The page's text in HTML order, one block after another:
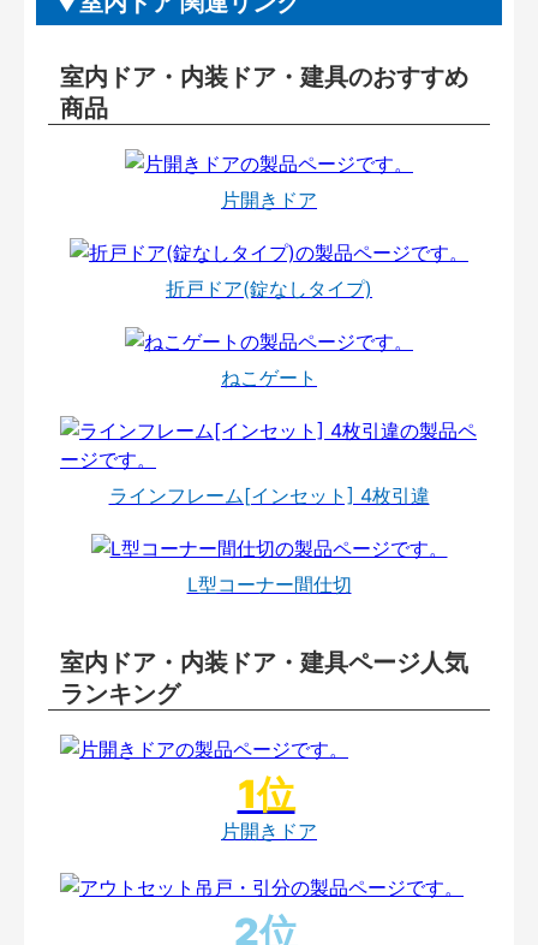
室内ドア・内装ドア・建具のおすすめ
商品
片開きドア
折戸ドア(錠なしタイプ)
ねこゲート
ラインフレーム[インセット] 4枚引違
L型コーナー間仕切
室内ドア・内装ドア・建具ページ人気
ランキング
片開きドア